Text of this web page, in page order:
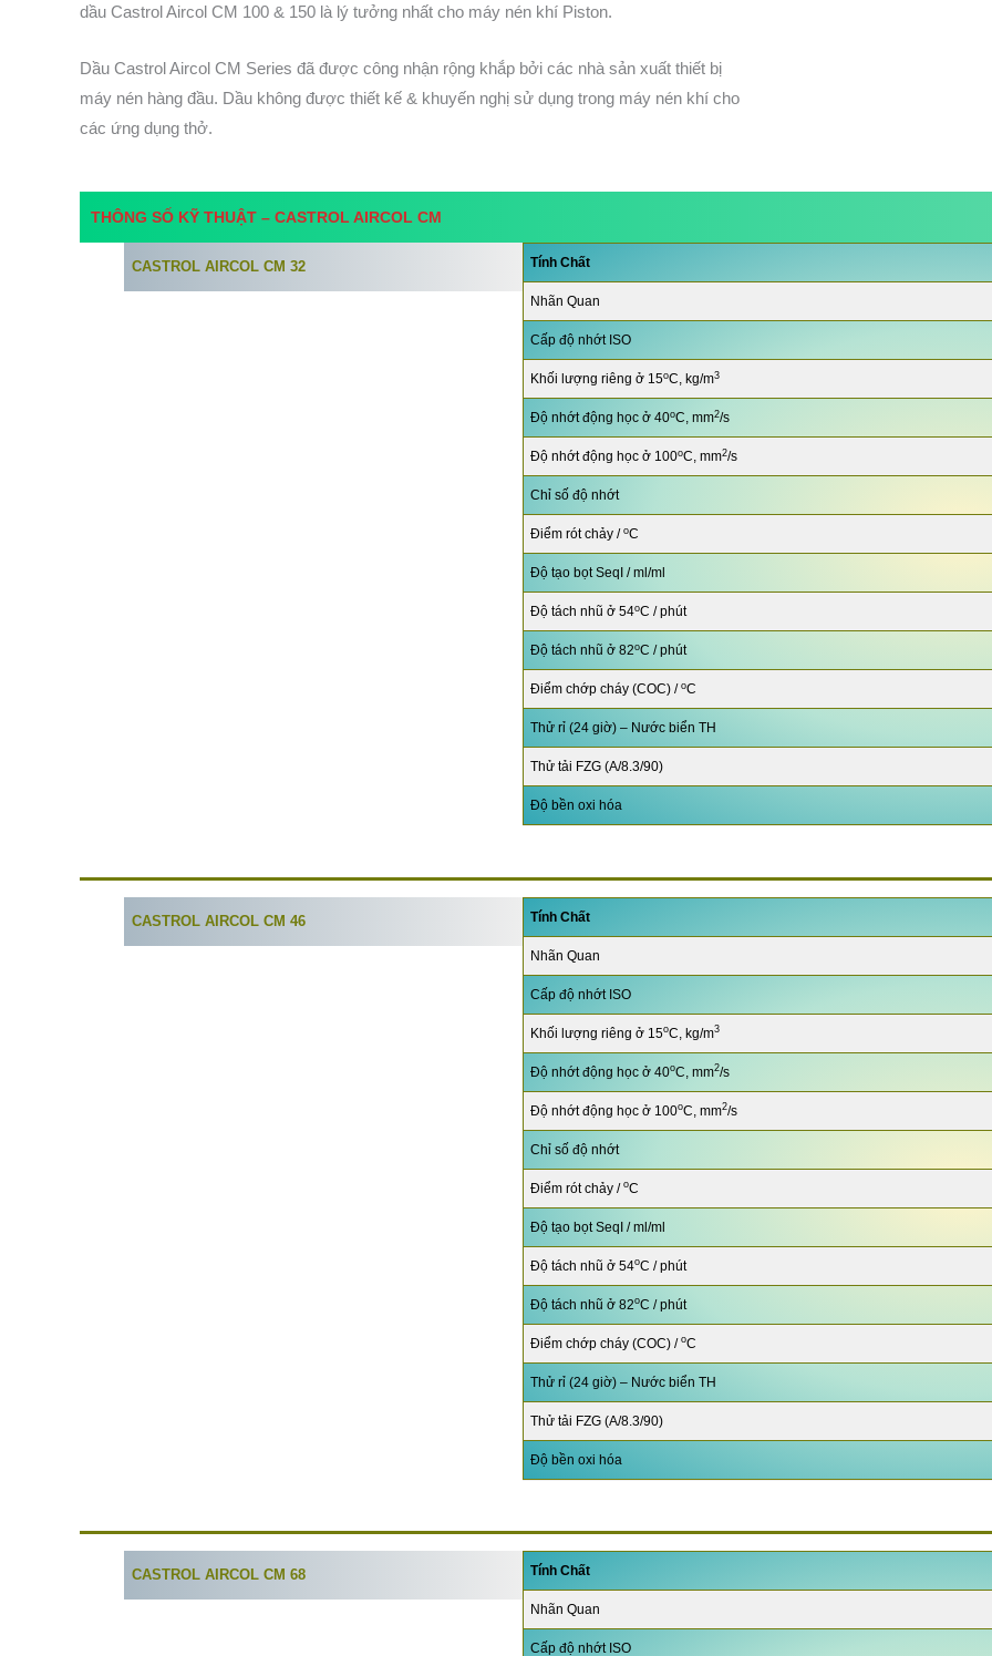
dầu Castrol Aircol CM 100 & 150 là lý tưởng nhất cho máy nén khí Piston.
Dầu Castrol Aircol CM Series đã được công nhận rộng khắp bởi các nhà sản xuất thiết bị
máy nén hàng đầu. Dầu không được thiết kế & khuyến nghị sử dụng trong máy nén khí cho
các ứng dụng thở.
THÔNG SỐ KỸ THUẬT –CASTROL AIRCOL CM
CASTROL AIRCOL CM 32 Tính Chất
Nhãn Quan
Cấp độ nhớt ISO
Khối lượng riêng ở 15oC, kg/m3
Độ nhớt động học ở 40oC, mm2/s
Độ nhớt động học ở 100oC, mm2/s
Chỉ số độ nhớt
Điểm rót chảy / oC
Độ tạo bọt SeqI / ml/ml
Độ tách nhũ ở 54oC / phút
Độ tách nhũ ở 82oC / phút
Điểm chớp cháy (COC) / oC
Thử rỉ (24 giờ) – Nước biển TH
Thử tải FZG (A/8.3/90)
Độ bền oxi hóa
CASTROL AIRCOL CM 46 Tính Chất
Nhãn Quan
Cấp độ nhớt ISO
Khối lượng riêng ở 15oC, kg/m3
Độ nhớt động học ở 40oC, mm2/s
Độ nhớt động học ở 100oC, mm2/s
Chỉ số độ nhớt
Điểm rót chảy / oC
Độ tạo bọt SeqI / ml/ml
Độ tách nhũ ở 54oC / phút
Độ tách nhũ ở 82oC / phút
Điểm chớp cháy (COC) / oC
Thử rỉ (24 giờ) – Nước biển TH
Thử tải FZG (A/8.3/90)
Độ bền oxi hóa
CASTROL AIRCOL CM 68 Tính Chất
Nhãn Quan
Cấp độ nhớt ISO